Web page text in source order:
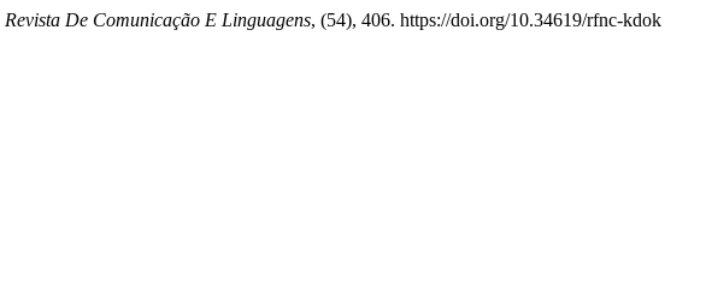
Revista De Comunicação E Linguagens, (54), 406. https://doi.org/10.34619/rfnc-kdok